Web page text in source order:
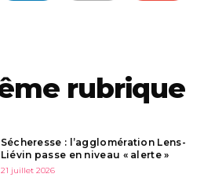
rubrique
Sécheresse : l’agglomération Lens-
Liévin passe en niveau « alerte »
21 juillet 2026